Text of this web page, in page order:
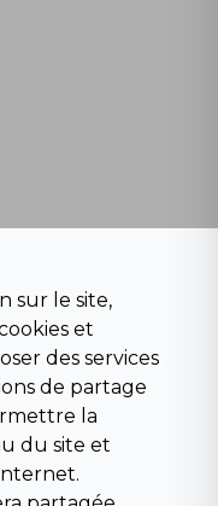
Août
sur le site,
et
des services
de partage
la
du site et